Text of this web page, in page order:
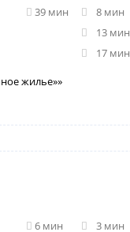
39 мин
8 мин
13 мин
17 мин
жилье»»
6 мин
3 мин